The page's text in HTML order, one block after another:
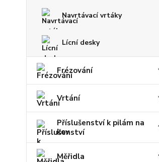
Navrtávací vrtáky
Lícní desky
Frézování
Vrtání
Příslušenství k pilám na
kov
Měřidla